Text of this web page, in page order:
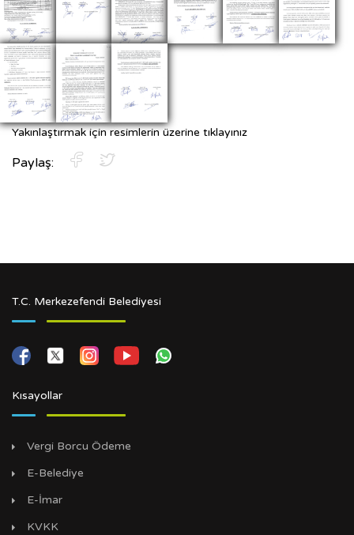
Yakınlaştırmak için resimlerin üzerine tıklayınız
Paylaş:
T.C. Merkezefendi Belediyesi
Kısayollar
Vergi Borcu Ödeme
E-Belediye
E-İmar
KVKK